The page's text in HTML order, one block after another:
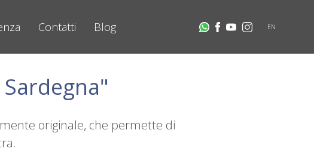
Contatti Blog EN
originale, che permette di